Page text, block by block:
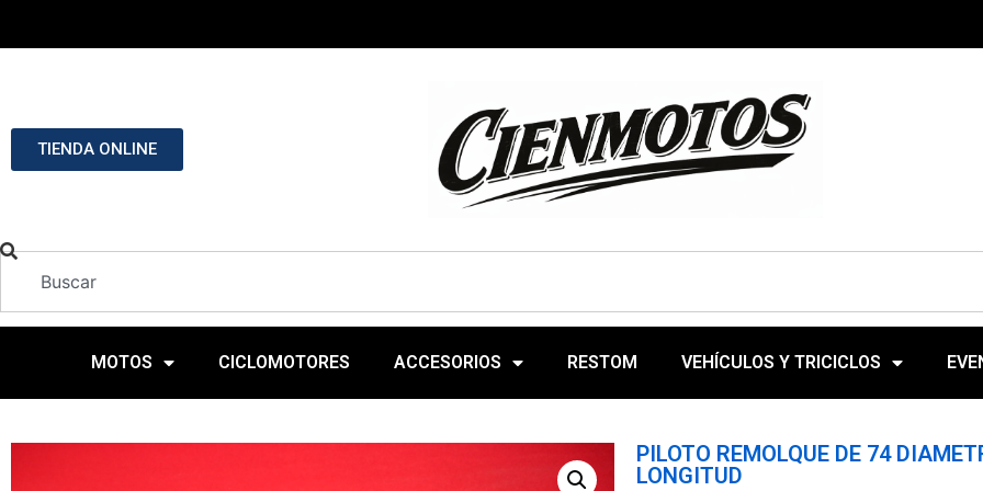
TIENDA ONLINE
MOTOS CICLOMOTORES ACCESORIOS RESTOM VEHÍCULOS Y TRICICLOS
PILOTO REMOLQUE DE 74
LONGITUD